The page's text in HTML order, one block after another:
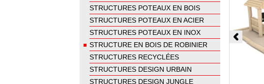
STRUCTURES POTEAUX EN BOIS
STRUCTURES POTEAUX EN ACIER
STRUCTURES POTEAUX EN INOX
STRUCTURE EN BOIS DE ROBINIER
STRUCTURES RECYCLÉES
STRUCTURES DESIGN URBAIN
STRUCTURES DESIGN JUNGLE